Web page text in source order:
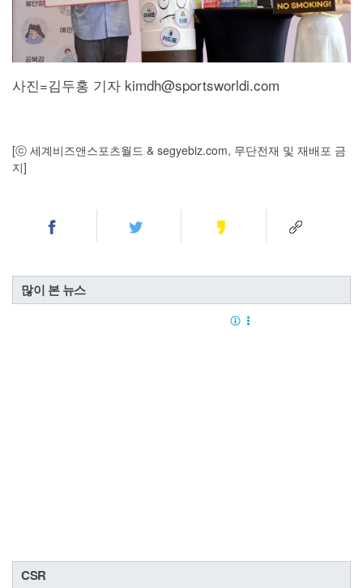
사진=김두홍 기자 kimdh@sportsworldi.com
[ⓒ 세계비즈앤스포츠월드 & segyebiz.com, 무단전재 및 재배포 금
지]
많이 본 뉴스
CSR